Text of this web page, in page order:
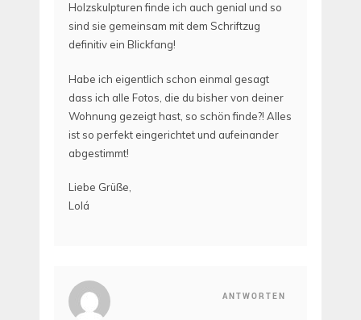
Holzskulpturen finde ich auch genial und so
sind sie gemeinsam mit dem Schriftzug
definitiv ein Blickfang!
Habe ich eigentlich schon einmal gesagt
dass ich alle Fotos, die du bisher von deiner
Wohnung gezeigt hast, so schön finde?! Alles
ist so perfekt eingerichtet und aufeinander
abgestimmt!
Liebe Grüße,
Lolá
ANTWORTEN